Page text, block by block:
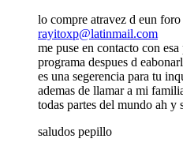
lo compre atravez d eun foro
rayitoxp@latinmail.com
me puse en contacto con
programa despues d
es una segerencia para tu
ademas de llamar a mi
todas partes del mundo ah y
saludos pepillo